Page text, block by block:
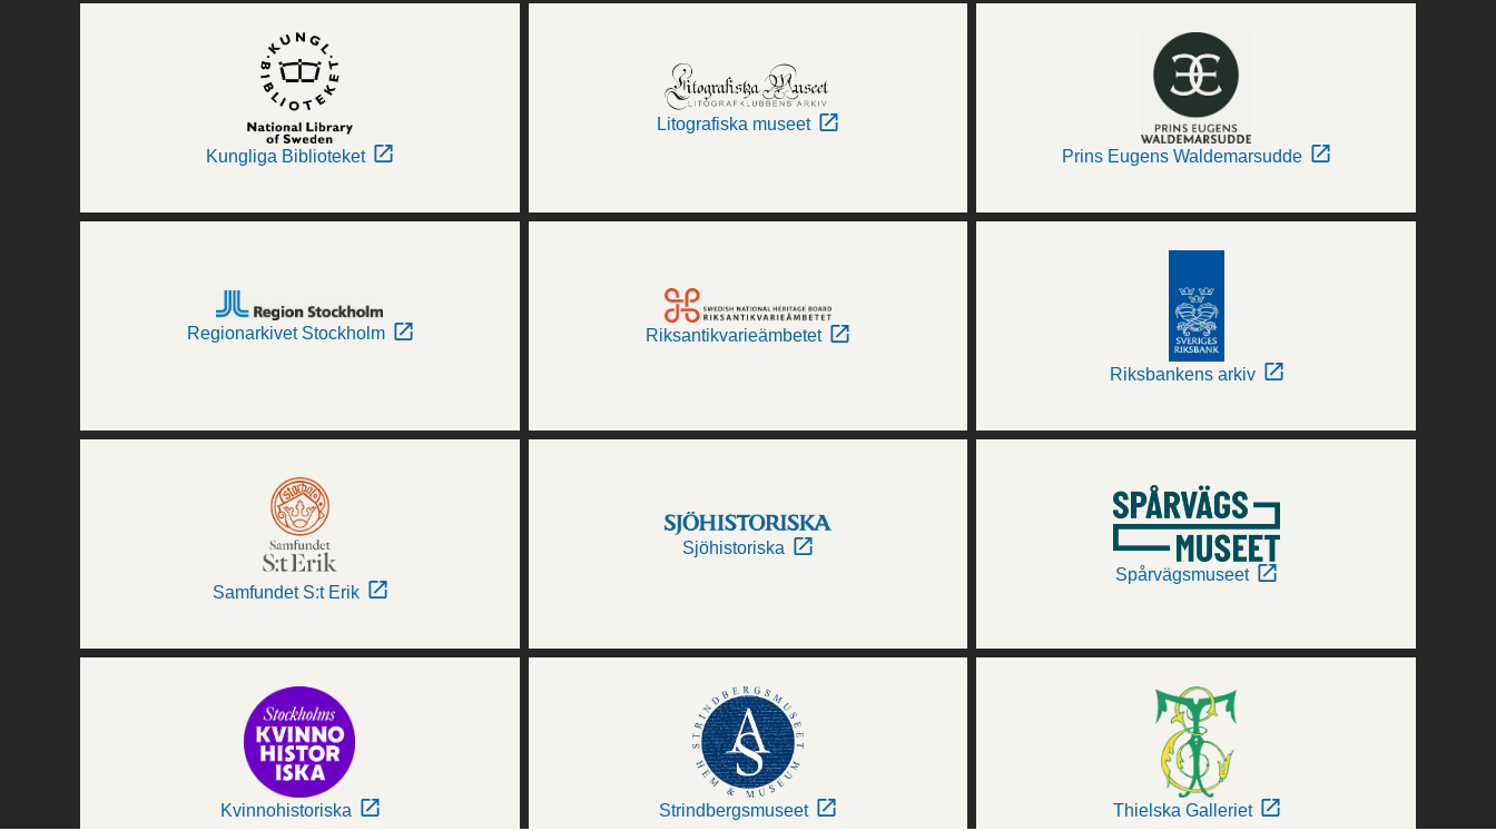
Kungliga Biblioteket
Litografiska museet
Prins Eugens Waldemarsudde
Regionarkivet Stockholm Riksantikvarieämbetet
Riksbankens arkiv
Samfundet S:t Erik
Sjöhistoriska
Spårvägsmuseet
Kvinnohistoriska Strindbergsmuseet Thielska Galleriet